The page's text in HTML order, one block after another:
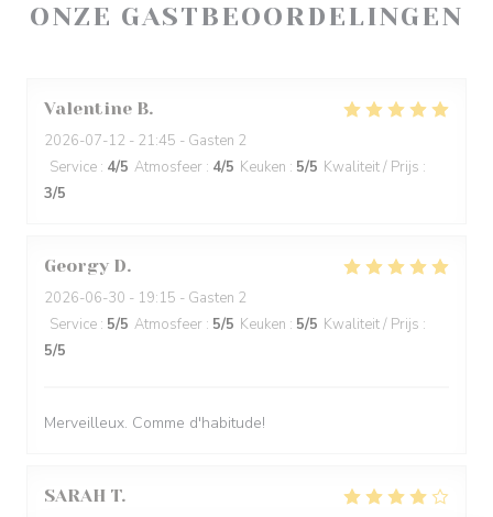
ONZE GASTBEOORDELINGEN
Valentine B
2026-07-12 - 21:45 - Gasten 2
Service : 4/5 Atmosfeer : 4/5 Keuken : 5/5 Kwaliteit / Prijs :
3/5
Georgy D
2026-06-30 - 19:15 - Gasten 2
Service : 5/5 Atmosfeer : 5/5 Keuken : 5/5 Kwaliteit / Prijs :
5/5
Merveilleux. Comme d'habitude!
SARAH T